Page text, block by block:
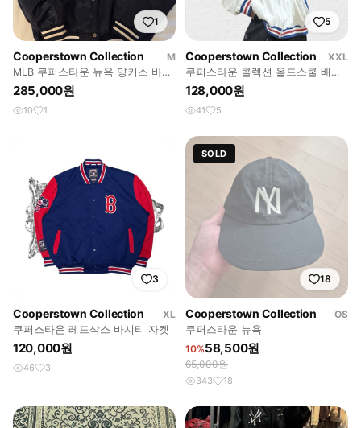
1
Cooperstown Collection
M
MLB 쿠퍼스타운 뉴욕 양키스 바시
티 자켓
285,000원
10 1
5
Cooperstown Collection
XXL
쿠퍼스타운 콜렉션 올드스쿨 배색
집업
128,000원
41 5
3
Cooperstown Collection
XL
쿠퍼스타운 레드삭스 바시티 자켓
120,000원
46 3
SOLD
18
Cooperstown Collection
OS
쿠퍼스타운 뉴욕
10%58,500원
65,000원
343 18